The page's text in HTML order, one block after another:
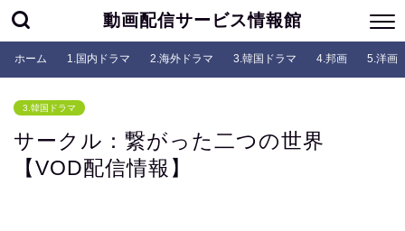
動画配信サービス情報館
ホーム 1.国内ドラマ 2.海外ドラマ 3.韓国ドラマ 4.邦画 5.洋画
3.韓国ドラマ
サークル：繋がった二つの世界
【VOD配信情報】